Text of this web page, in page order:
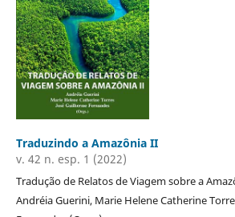
Traduzindo a Amazônia II
v. 42 n. esp. 1 (2022)
Tradução de Relatos de Viagem sobre a
Andréia Guerini, Marie Helene Catherine